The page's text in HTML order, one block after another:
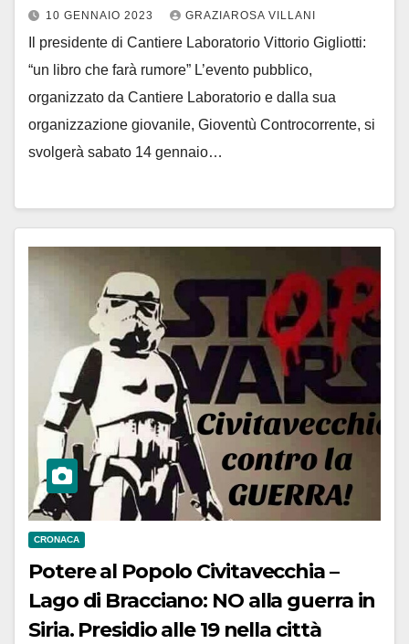
10 GENNAIO 2023 GRAZIAROSA VILLANI
Il presidente di Cantiere Laboratorio Vittorio Gigliotti:
“un libro che farà rumore” L’evento pubblico,
organizzato da Cantiere Laboratorio e dalla sua
organizzazione giovanile, Gioventù Controcorrente, si
svolgerà sabato 14 gennaio…
CRONACA
Potere al Popolo Civitavecchia –
Lago di Bracciano: NO alla guerra in
Siria. Presidio alle 19 nella città